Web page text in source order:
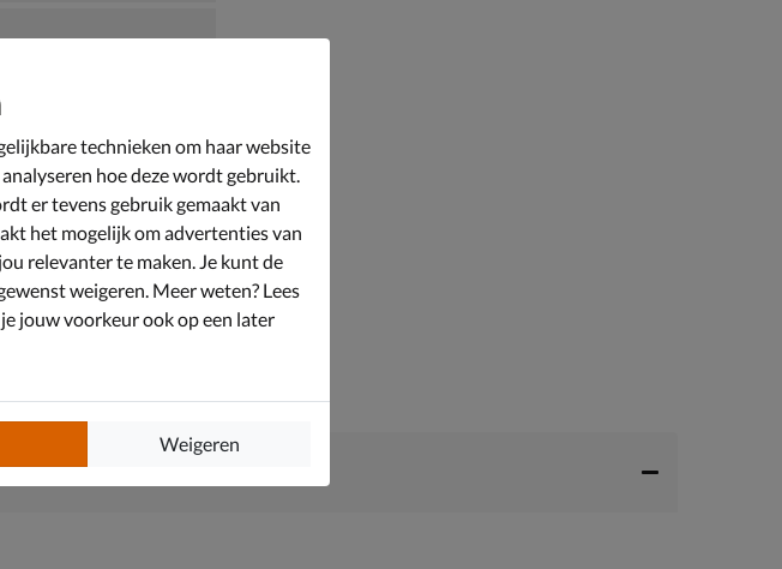
technieken om haar website
hoe deze wordt gebruikt.
er tevens gebruik gemaakt van
het mogelijk om advertenties van
relevanter te maken. Je kunt de
weigeren. Meer weten? Lees
jouw voorkeur ook op een later
Weigeren